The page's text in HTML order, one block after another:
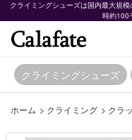
クライミングシューズは国内最大規
時約100
クライミングシューズ
ホーム > クライミング > クラ